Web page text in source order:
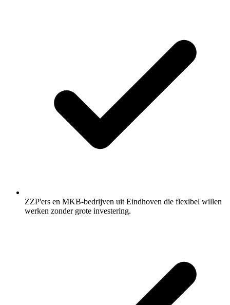
ZZP'ers en MKB-bedrijven uit Eindhoven die flexibel willen
werken zonder grote investering.